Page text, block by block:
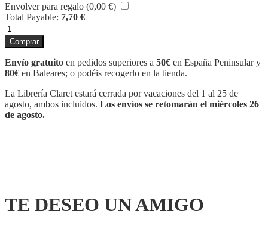
Envolver para regalo (0,00 €)
Total Payable: 7,70 €
TE
DESEO
UN
AMIGO
cantidad
Comprar
Envío gratuito en pedidos superiores a 50€ en España Peninsular y
80€ en Baleares; o podéis recogerlo en la tienda.
La Librería Claret estará cerrada por vacaciones del 1 al 25 de
agosto, ambos incluidos. Los envíos se retomarán el miércoles 26
de agosto.
TE DESEO UN AMIGO